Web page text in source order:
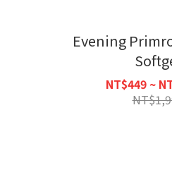
Evening
NT$449 ~